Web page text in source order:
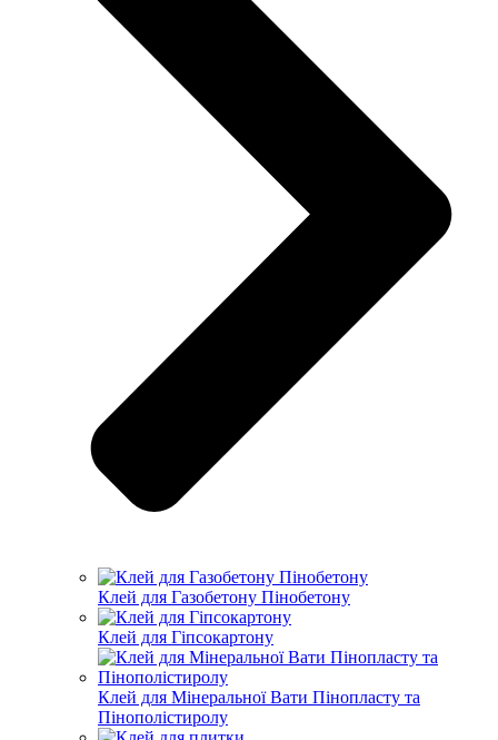
Клей для Газобетону Пінобетону
Клей для Гіпсокартону
Клей для Мінеральної Вати Пінопласту та
Пінополістиролу